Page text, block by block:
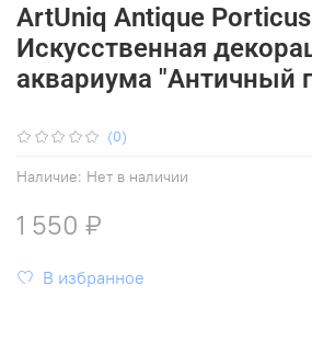
(0)
Наличие: Нет в наличии
ArtUniq Antique
Искусственная
аквариума "Античный
1 550 ₽
В избранное